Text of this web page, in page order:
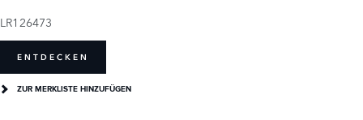
LR126473
ENTDECKEN
ZUR MERKLISTE HINZUFÜGEN